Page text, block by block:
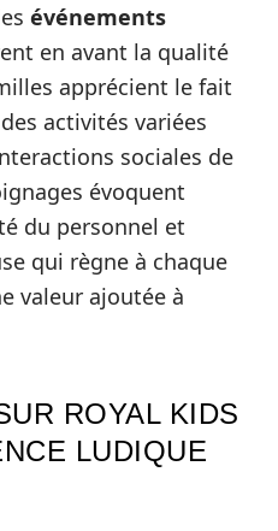
événements
en avant la qualité
apprécient le fait
activités variées
sociales de
évoquent
du personnel et
qui règne à chaque
valeur ajoutée à
ROYAL KIDS
LUDIQUE